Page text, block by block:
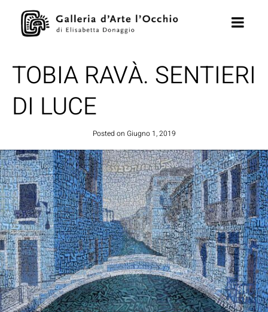
TOBIA RAVÀ. SENTIERI
DI LUCE
Posted on Giugno 1, 2019